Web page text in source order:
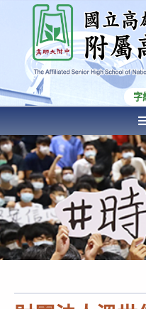
內
容
國立高雄師範大學附屬高
High School of
字
AFFILIATED SENIOR
KAOHSIUNG